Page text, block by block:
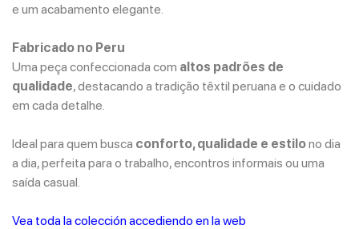
e um acabamento elegante.
Fabricado no Peru
Uma peça confeccionada com altos padrões de
qualidade, destacando a tradição têxtil peruana e o cuidado
em cada detalhe.
Ideal para quem busca conforto, qualidade e estilono dia
a dia, perfeita para o trabalho, encontros informais ou uma
saída casual.
Vea toda la colección accediendo en la web